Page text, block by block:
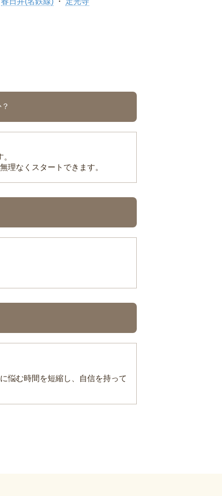
理なくスタートできます。
悩む時間を短縮し、自信を持って